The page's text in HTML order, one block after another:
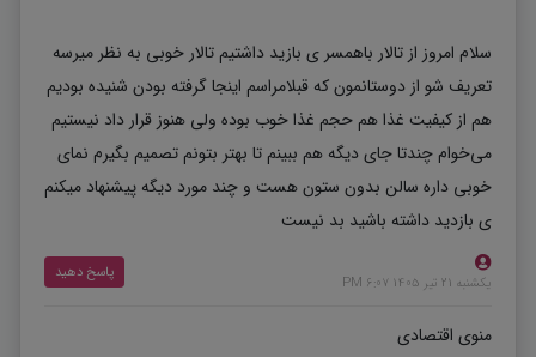
سلام امروز از تالار باهمسر ی بازید داشتیم تالار خوبی به نظر میرسه
تعریف شو از دوستانمون که قبلامراسم اینجا گرفته بودن شنیده بودیم
هم از کیفیت غذا هم حجم غذا خوب بوده ولی هنوز قرار داد نیستیم
می‌خوام چندتا جای دیگه هم ببینم تا بهتر بتونم تصمیم بگیرم نمای
خوبی داره سالن بدون ستون هست و چند مورد دیگه پیشنهاد میکنم
ی بازدید داشته باشید بد نیست
یکشنبه 21 تیر 1405 6:07 PM
پاسخ دهید
منوی اقتصادی